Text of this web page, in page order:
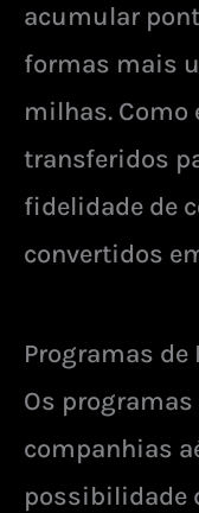
acumular
formas mais
milhas. Como
transferidos
fidelidade de
convertidos
Programas de
Os
companhias
possibilidade